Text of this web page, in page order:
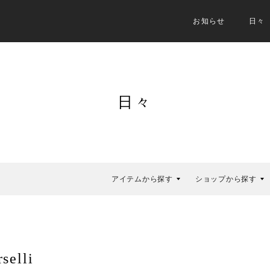
お知らせ 日々
日々
アイテムから探す ショップから探す